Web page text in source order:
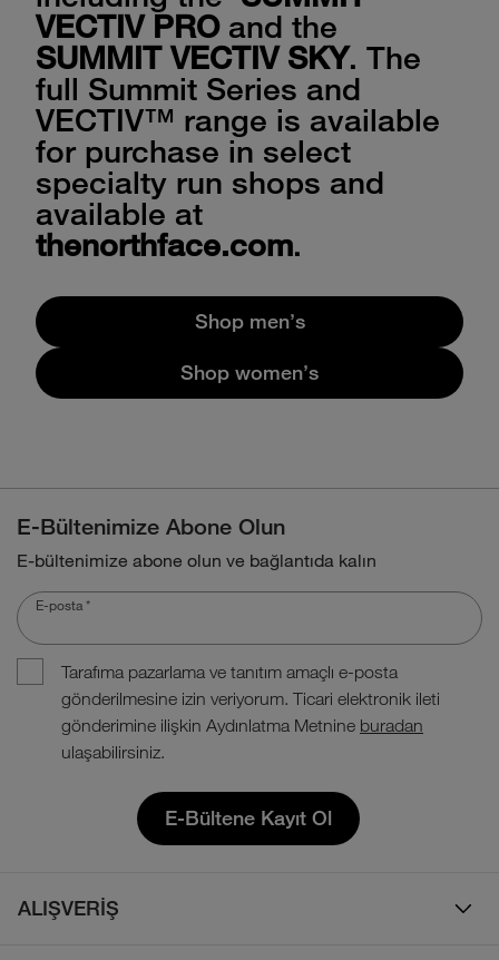
VECTIV PROand the
SUMMIT VECTIV SKY. The
full Summit Series and
VECTIV™ range is available
for purchase in select
specialty run shops and
available at
thenorthface.com.
Shop men's
Shop women's
E-Bültenimize Abone Olun
E-bültenimize abone olun ve bağlantıda kalın
E-posta *
Tarafıma pazarlama ve tanıtım amaçlı e-posta
gönderilmesine izin veriyorum. Ticari elektronik ileti
gönderimine ilişkin Aydınlatma Metnine buradan
ulaşabilirsiniz.
E-Bültene Kayıt Ol
ALIŞVERİŞ